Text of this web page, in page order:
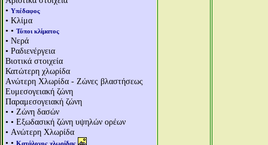
• Υπέδαφος
• Κλίμα
• • Τύποι κλίματος
• Νερά
• Ραδιενέργεια
Βιοτικά στοιχεία
Κατώτερη χλωρίδα
Aνώτερη Χλωρίδα - Ζώνες βλαστήσεως
Ευμεσογειακή ζώνη
Παραμεσογειακή ζώνη
• • Ζώνη δασών
• • Εξωδασική ζώνη υψηλών ορέων
• Aνώτερη Χλωρίδα
• • Κατάλογος χλωρίδας